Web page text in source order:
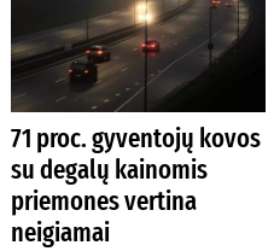
71 proc. gyventojų kovos
su degalų kainomis
priemones vertina
neigiamai